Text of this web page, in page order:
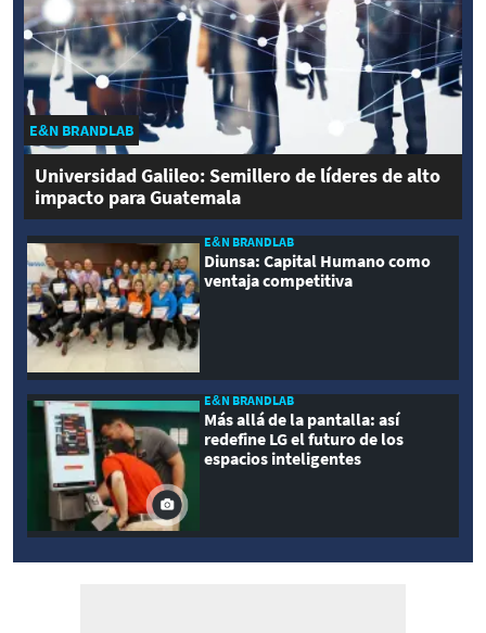
E&N BRANDLAB
Universidad Galileo: Semillero de líderes de alto
impacto para Guatemala
E&N BRANDLAB
Diunsa: Capital Humano como
ventaja competitiva
E&N BRANDLAB
Más allá de la pantalla: así
redefine LG el futuro de los
espacios inteligentes